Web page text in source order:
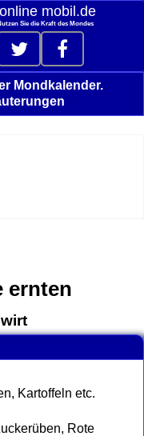
mobil.de
Sie die Kraft des Mondes
Mondkalender.
ernten
Kartoffeln etc.
Rote